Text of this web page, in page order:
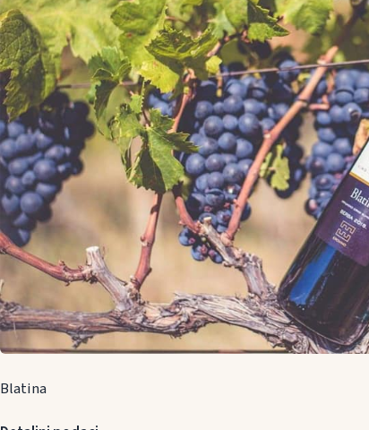
Blatina